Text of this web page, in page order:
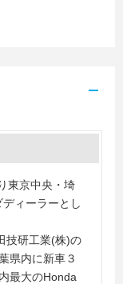
東京中央・埼
ィーラーとし
技研工業(株)の
県内に新車３
最大のHonda